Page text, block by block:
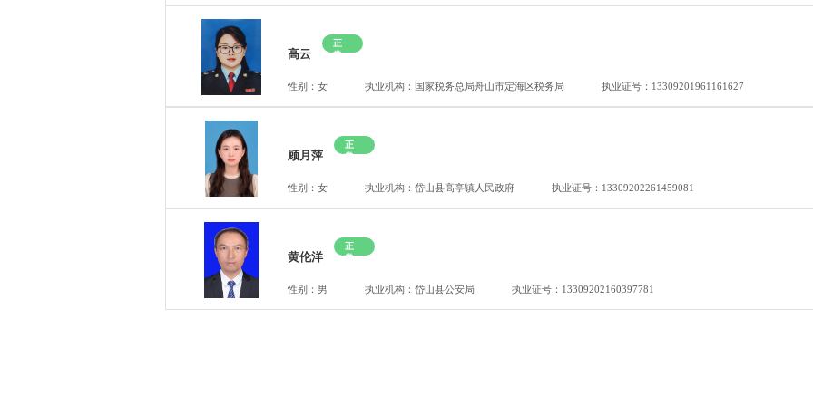
高云
正
常
性别：女 执业机构：国家税务总局舟山市定海区税务局 执业证号：13309201961161627
顾月萍
正
常
性别：女 执业机构：岱山县高亭镇人民政府 执业证号：13309202261459081
黄伦洋
正
常
性别：男 执业机构：岱山县公安局 执业证号：13309202160397781